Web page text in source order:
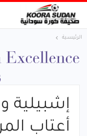
الرئيسية
إشبيلية
أعتاب